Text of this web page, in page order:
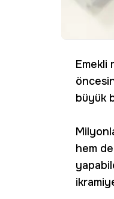
Emekli
büyük
hem